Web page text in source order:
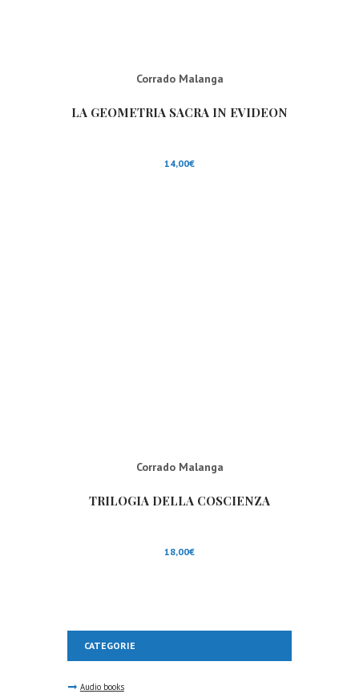
Corrado Malanga
LA GEOMETRIA SACRA IN EVIDEON
14,00€
Corrado Malanga
TRILOGIA DELLA COSCIENZA
18,00€
CATEGORIE
Audio books